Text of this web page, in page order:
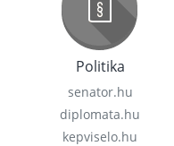
Politika
senator.hu
diplomata.hu
kepviselo.hu